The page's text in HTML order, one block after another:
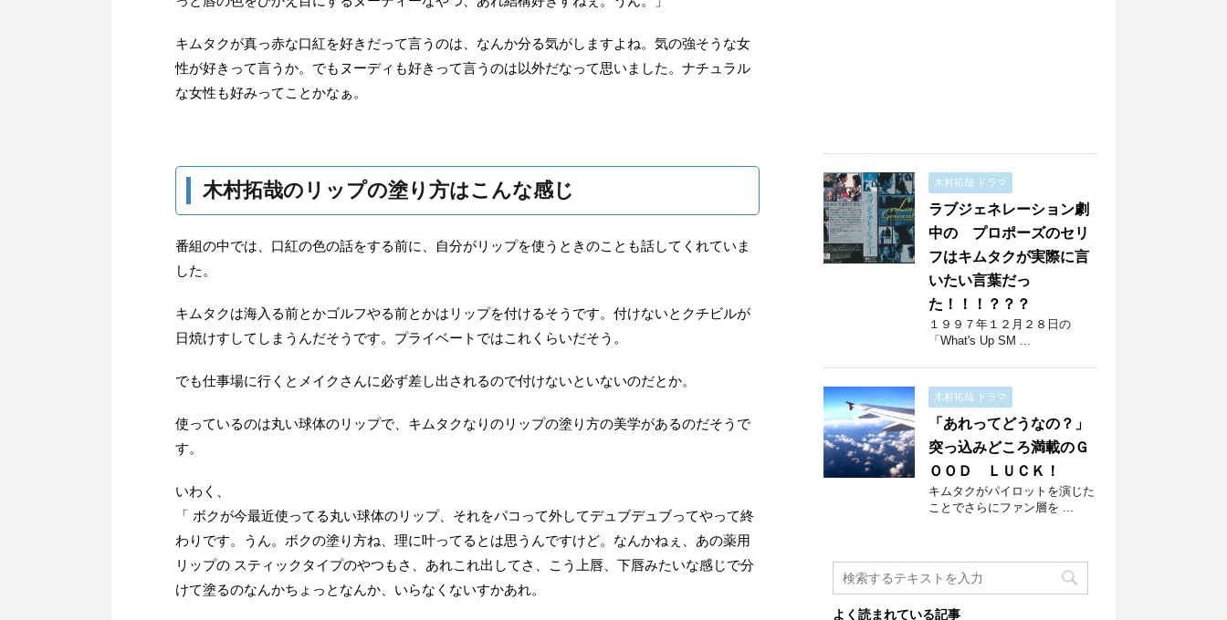
キムタクが真っ赤な口紅を好きだって言うのは、なんか分る気がしますよね。気の強そうな女
性が好きって言うか。でもヌーディも好きって言うのは以外だなって思いました。ナチュラル
な女性も好みってことかなぁ。
木村拓哉のリップの塗り方はこんな感じ
番組の中では、口紅の色の話をする前に、自分がリップを使うときのことも話してくれていま
した。
キムタクは海入る前とかゴルフやる前とかはリップを付けるそうです。付けないとクチビルが
日焼けすしてしまうんだそうです。プライベートではこれくらいだそう。
でも仕事場に行くとメイクさんに必ず差し出されるので付けないといないのだとか。
使っているのは丸い球体のリップで、キムタクなりのリップの塗り方の美学があるのだそうで
す。
いわく、
「 ボクが今最近使ってる丸い球体のリップ、それをパコって外してデュブデュブってやって終
わりです。うん。ボクの塗り方ね、理に叶ってるとは思うんですけど。なんかねぇ、あの薬用
リップの スティックタイプのやつもさ、あれこれ出してさ、こう上唇、下唇みたいな感じで分
けて塗るのなんかちょっとなんか、いらなくないすかあれ。
木村拓哉 ドラマ
ラブジェネレーション劇
中の プロポーズのセリ
フはキムタクが実際に言
いたい言葉だっ
た！！！？？？
１９９７年１２月２８日の
「What's Up SM ...
木村拓哉 ドラマ
「あれってどうなの？」
突っ込みどころ満載のＧ
ＯＯＤ ＬＵＣＫ！
キムタクがパイロットを演じた
ことでさらにファン層を ...
よく読まれている記事